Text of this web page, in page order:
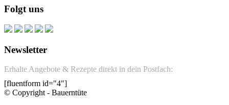
Folgt uns
Newsletter
Erhalte Angebote & Rezepte direkt in dein Postfach:
[fluentform id="4"]
© Copyright - Bauerntüte